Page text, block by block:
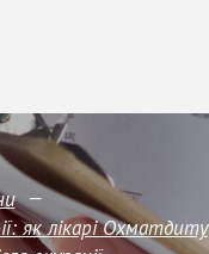
—
як лікарі Охматдиту